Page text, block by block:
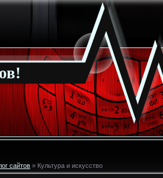
сайтов » Культура и искусство